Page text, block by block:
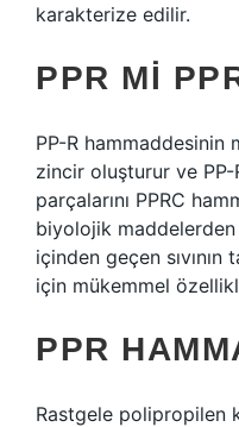
karakterize edilir.
PPR MI
PP-R hammaddesinin
zincir oluşturur ve PP-
parçalarını PPRC
biyolojik
içinden geçen sıvının
için mükemmel
PPR
Rastgele polipropilen